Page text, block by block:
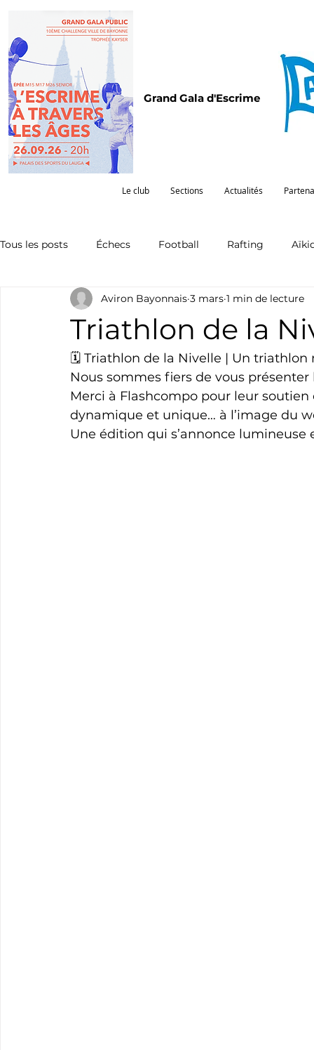
Grand Gala d'Escrime
Le club Sections Actualités
Tous les posts Échecs Football Rafting
Omnisports Partenariat Pelote Pentathlon
Natation Tennis Triathlon
Cyclotourisme Surf Basket
Triathlon de la
Aviron Bayonnais 3 mars 1 min de lecture
🗓 Triathlon de la Nivelle | Un
Nous sommes fiers de vous
Merci à Flashcompo pour leur
dynamique et unique… à l’image du
Une édition qui s’annonce lumineuse